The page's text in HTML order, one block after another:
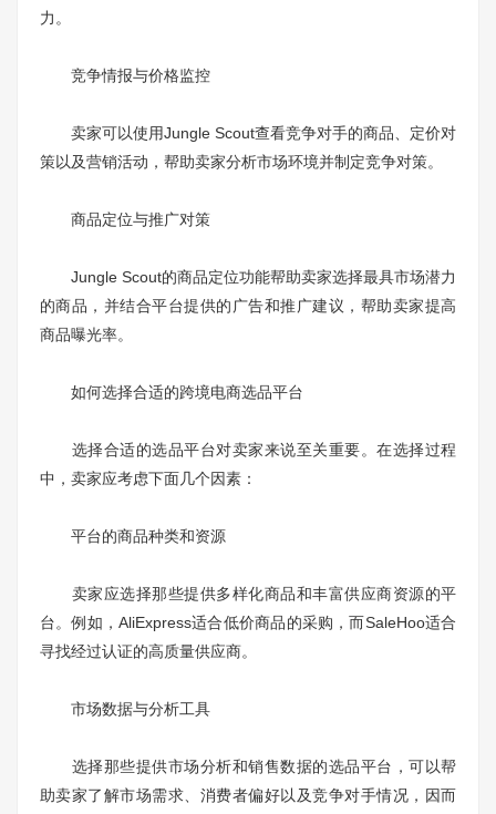
力。
竞争情报与价格监控
卖家可以使用Jungle Scout查看竞争对手的商品、定价对
策以及营销活动，帮助卖家分析市场环境并制定竞争对策。
商品定位与推广对策
Jungle Scout的商品定位功能帮助卖家选择最具市场潜力
的商品，并结合平台提供的广告和推广建议，帮助卖家提高
商品曝光率。
如何选择合适的跨境电商选品平台
选择合适的选品平台对卖家来说至关重要。在选择过程
中，卖家应考虑下面几个因素：
平台的商品种类和资源
卖家应选择那些提供多样化商品和丰富供应商资源的平
台。例如，AliExpress适合低价商品的采购，而SaleHoo适合
寻找经过认证的高质量供应商。
市场数据与分析工具
选择那些提供市场分析和销售数据的选品平台，可以帮
助卖家了解市场需求、消费者偏好以及竞争对手情况，因而